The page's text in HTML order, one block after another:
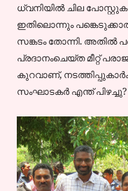
ധ്വനിയില്‍ ചില
ഇതിലൊന്നും
സങ്കടം തോന്നി.
പ്രദാനംചെയ്ത മീറ്റ്‌
കുറവാണ്,
സംഘാടകര്‍ എന്ത് പിഴച്ചു?